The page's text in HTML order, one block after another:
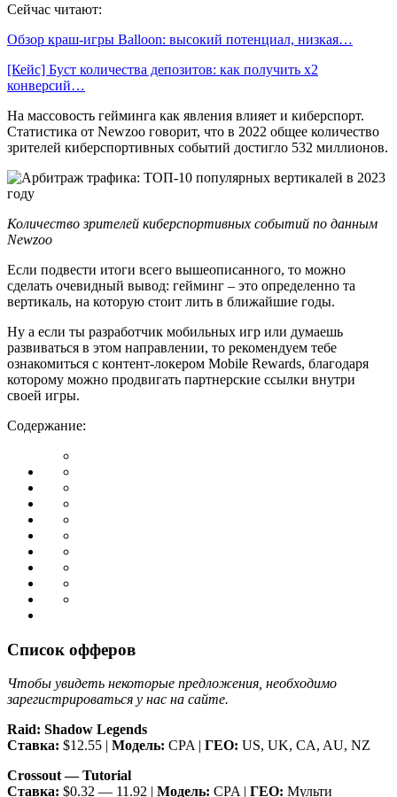
Сейчас читают:
Обзор краш-игры Balloon: высокий потенциал, низкая…
[Кейс] Буст количества депозитов: как получить х2
конверсий…
На массовость гейминга как явления влияет и киберспорт.
Статистика от Newzoo говорит, что в 2022 общее количество
зрителей киберспортивных событий достигло 532 миллионов.
Количество зрителей киберспортивных событий по данным
Newzoo
Если подвести итоги всего вышеописанного, то можно
сделать очевидный вывод: гейминг – это определенно та
вертикаль, на которую стоит лить в ближайшие годы.
Ну а если ты разработчик мобильных игр или думаешь
развиваться в этом направлении, то рекомендуем тебе
ознакомиться с контент-локером Mobile Rewards, благодаря
которому можно продвигать партнерские ссылки внутри
своей игры.
Содержание:
Список офферов
Чтобы увидеть некоторые предложения, необходимо
зарегистрироваться у нас на сайте.
Raid: Shadow Legends
Ставка: $12.55 | Модель: CPA | ГЕО: US, UK, CA, AU, NZ
Crossout — Tutorial
Ставка: $0.32 — 11.92 | Модель: CPA | ГЕО: Мульти